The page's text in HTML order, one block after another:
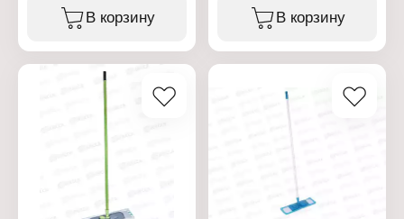
Материал: пластик
Размер насадки: 41х12
Цвет: серый
Материал:
металлопластик
Диаметр: 20 мм
Особенность:
особопрочный
В корзину
телескопическим
черенком из
высота черенка 120 см
минимизирует
качественная насадка из
микрофибры
В корзину